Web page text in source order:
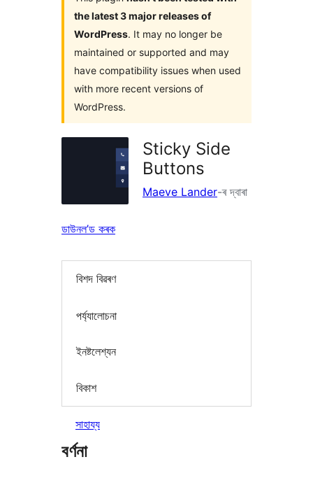
the latest 3 major releases of
WordPress. It may no longer be
maintained or supported and may
have compatibility issues when used
with more recent versions of
WordPress.
Sticky Side
Buttons
Maeve Lander-ৰ দ্বাৰা
ডাউনল’ড কৰক
বিশদ বিৱৰণ
পৰ্য্যালোচনা
ইনষ্টলেশ্যন
বিকাশ
সাহায্য
বৰ্ণনা